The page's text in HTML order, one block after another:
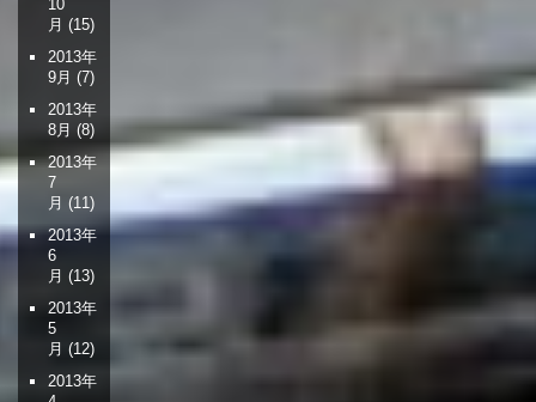
10
月 (15)
2013年
9月 (7)
2013年
8月 (8)
2013年
7
月 (11)
2013年
6
月 (13)
2013年
5
月 (12)
2013年